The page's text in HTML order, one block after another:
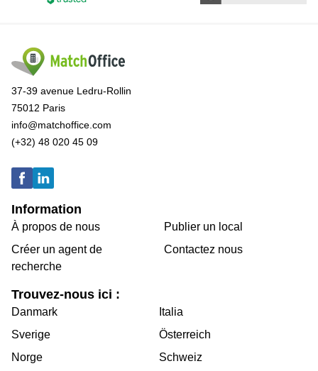
37-39 avenue Ledru-Rollin
75012 Paris
info@matchoffice.com
(+32) 48 020 45 09
Information
À propos de nous
Créer un agent de
recherche
Publier un local
Contactez nous
Trouvez-nous ici :
Danmark
Sverige
Norge
Italia
Österreich
Schweiz